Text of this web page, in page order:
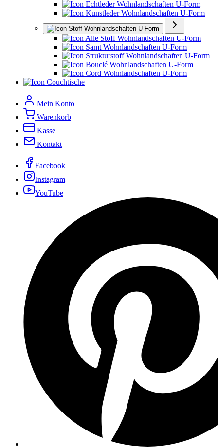
Echtleder Wohnlandschaften U-Form
Kunstleder Wohnlandschaften U-Form
Stoff Wohnlandschaften U-Form
Alle Stoff Wohnlandschaften U-Form
Samt Wohnlandschaften U-Form
Strukturstoff Wohnlandschaften U-Form
Bouclé Wohnlandschaften U-Form
Cord Wohnlandschaften U-Form
Couchtische
Mein Konto
Warenkorb
Kasse
Kontakt
Facebook
Instagram
YouTube